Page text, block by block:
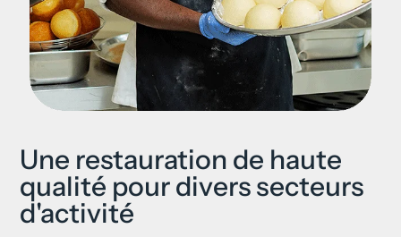
Une restauration de haute
qualité pour divers secteurs
d'activité